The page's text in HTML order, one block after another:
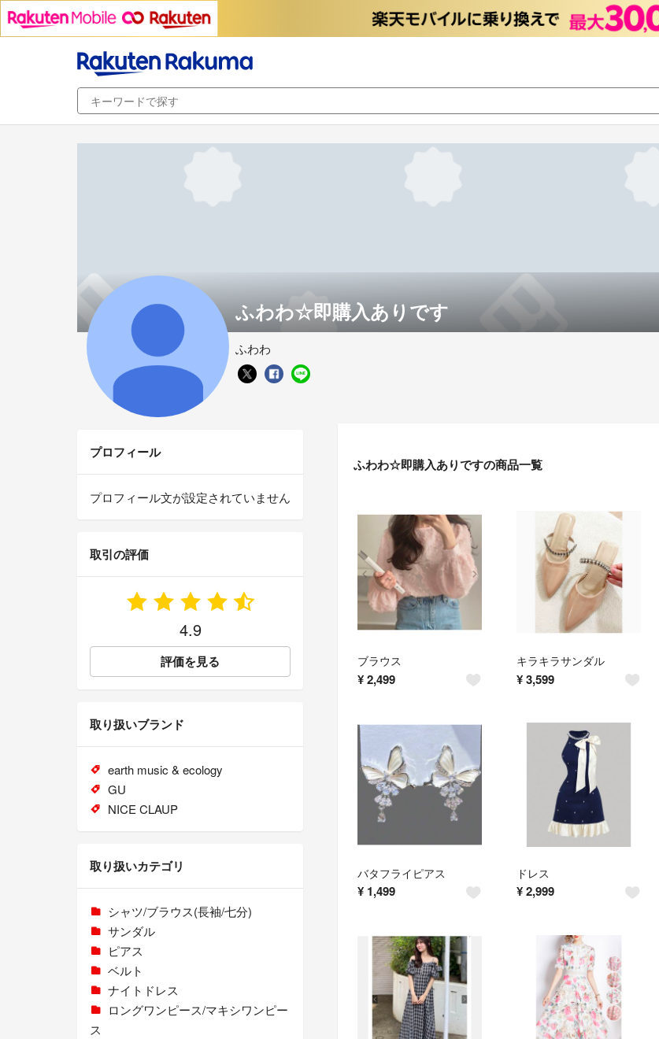
ふわわ☆即購入ありです
ふわわ
ふわわ☆即購入ありですの商品一覧
ブラウス
¥2,499
キラキラサンダル
¥3,599
バタフライピアス
¥ 1,499
ドレス
¥2,999
プロフィール
プロフィール文が設定されていません
取引の評価
4.9
評価を見る
取り扱いブランド
earth music & ecology
GU
NICE CLAUP
取り扱いカテゴリ
シャツ/ブラウス(長袖/七分)
サンダル
ピアス
ベルト
ナイトドレス
ロングワンピース/マキシワンピー
ス